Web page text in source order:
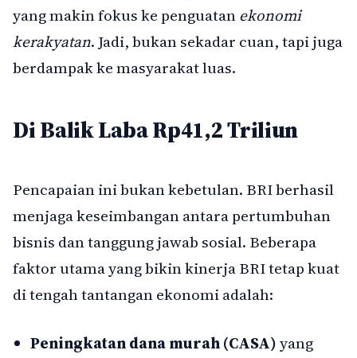
yang makin fokus ke penguatanekonomi
kerakyatan. Jadi, bukan sekadar cuan, tapi juga
berdampak ke masyarakat luas.
Di Balik Laba Rp41,2 Triliun
Pencapaian ini bukan kebetulan. BRI berhasil
menjaga keseimbangan antara pertumbuhan
bisnis dan tanggung jawab sosial. Beberapa
faktor utama yang bikin kinerja BRI tetap kuat
di tengah tantangan ekonomi adalah:
Peningkatan dana murah (CASA)yang